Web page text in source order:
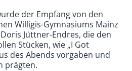
der Empfang von den
Willigis-Gymnasiums Mainz
Jüttner-Endres, die den
Stücken, wie „I Got
des Abends vorgaben und
prägten.